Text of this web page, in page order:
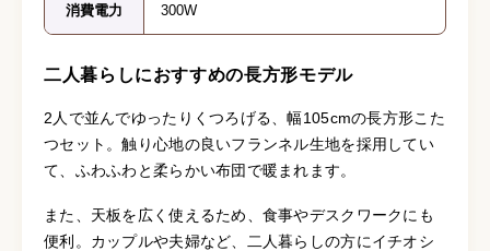
消費電力 300W
二人暮らしにおすすめの長方形モデル
2人で並んでゆったりくつろげる、幅105cmの長方形こた
つセット。触り心地の良いフランネル生地を採用してい
て、ふわふわと柔らかい布団で暖まれます。
また、天板を広く使えるため、食事やデスクワークにも
便利。カップルや夫婦など、二人暮らしの方にイチオシ